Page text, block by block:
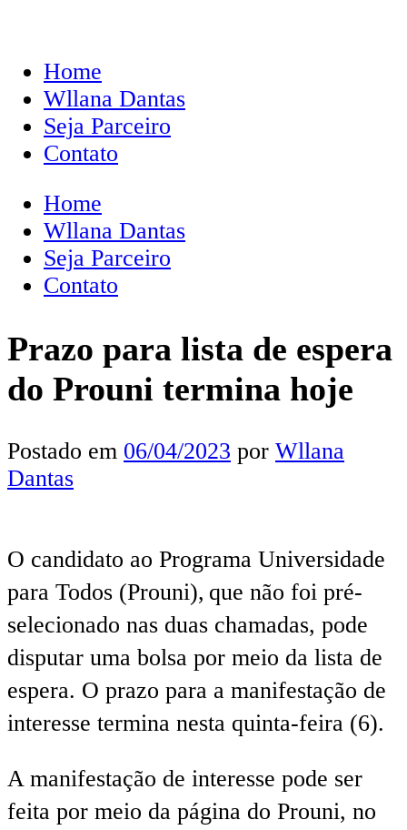
Home
Wllana Dantas
Seja Parceiro
Contato
Home
Wllana Dantas
Seja Parceiro
Contato
Prazo para lista de espera
do Prouni termina hoje
Postado em 06/04/2023 por Wllana
Dantas
O candidato ao Programa Universidade
para Todos (Prouni), que não foi pré-
selecionado nas duas chamadas, pode
disputar uma bolsa por meio da lista de
espera. O prazo para a manifestação de
interesse termina nesta quinta-feira (6).
A manifestação de interesse pode ser
feita por meio da página do Prouni, no